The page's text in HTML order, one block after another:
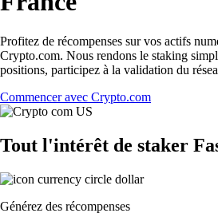
Profitez de récompenses sur vos actifs
Crypto.com. Nous rendons le staking
positions, participez à la validation du
Commencer avec Crypto.com
Tout l'intérêt de staker
Générez des récompenses